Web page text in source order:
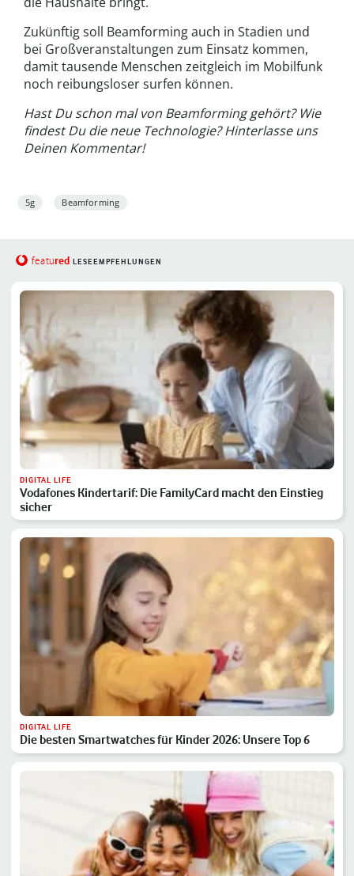
Zukünftig soll Beamforming auch in Stadien und
bei Großveranstaltungen zum Einsatz kommen,
damit tausende Menschen zeitgleich im Mobilfunk
noch reibungsloser surfen können.
Hast Du schon mal von Beamforming gehört? Wie
findest Du die neue Technologie? Hinterlasse uns
Deinen Kommentar!
5g Beamforming
featured LESEEMPFEHLUNGEN
DIGITAL LIFE
Vodafones Kindertarif: Die FamilyCard macht den Einstieg
sicher
DIGITAL LIFE
Die besten Smartwatches für Kinder 2026: Unsere Top 6